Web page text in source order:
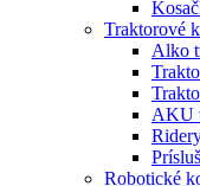
Traktorové
Alko
AKU
Robotické